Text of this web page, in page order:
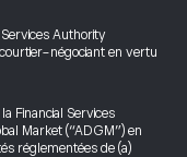
Authority
négociant en vertu
Financial Services
Market (“ADGM”) en
réglementées de (a)